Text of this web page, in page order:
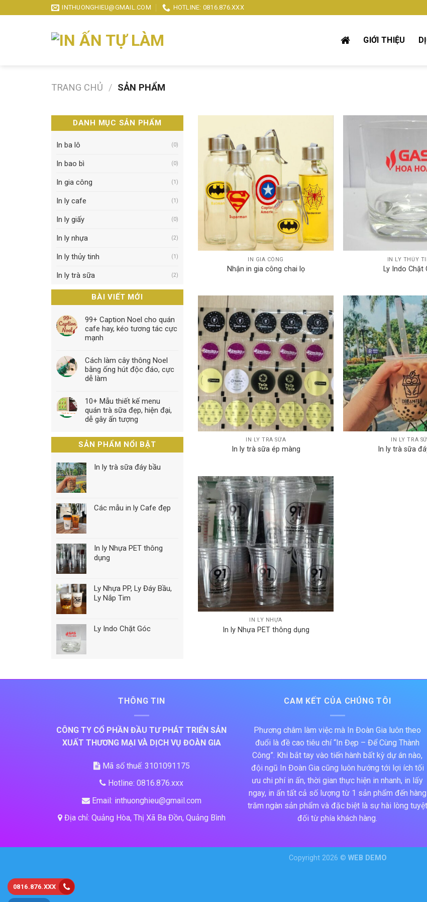
to
INTHUONGHIEU@GMAIL.COM HOTLINE: 0816.876.XXX
GIỚI THIỆU
TRANG CHỦ / SẢN PHẨM
DANH MỤC SẢN PHẨM
In ba lô (0)
In bao bì (0)
In gia công (1)
In ly cafe (1)
In ly giấy (0)
In ly nhựa (2)
In ly thủy tinh (1)
In ly trà sữa (2)
BÀI VIẾT MỚI
99+ Caption Noel cho quán
cafe hay, kéo tương tác cực
mạnh
Cách làm cây thông Noel
bằng ống hút độc đáo, cực
dễ làm
10+ Mẫu thiết kế menu
quán trà sữa đẹp, hiện đại,
dễ gây ấn tượng
SẢN PHẨM NỔI BẬT
In ly trà sữa đáy bầu
Các mẫu in ly Cafe đẹp
In ly Nhựa PET thông
dụng
Ly Nhựa PP, Ly Đáy Bầu,
Ly Nắp Tim
Ly Indo Chặt Góc
IN GIA CÔNG
Nhận in gia công chai lọ
IN LY THỦY
Ly Indo Chặt
IN LY TRÀ SỮA
In ly trà sữa ép màng
IN LY TRÀ
In ly trà sữa
IN LY NHỰA
In ly Nhựa PET thông dụng
THÔNG TIN
CÔNG TY CỔ PHẦN ĐẦU TƯ PHÁT TRIỂN SẢN
XUẤT THƯƠNG MẠI VÀ DỊCH VỤ ĐOÀN GIA
Mã số thuế: 3101091175
Hotline: 0816.876.xxx
Email: inthuonghieu@gmail.com
Địa chỉ: Quảng Hòa, Thị Xã Ba Đồn, Quảng Bình
CAM KẾT CỦA CHÚNG TÔI
Phương châm làm việc mà In Đoàn Gia luôn theo
đuổi là đề cao tiêu chí “In Đẹp – Để Cùng Thành
Công”. Khi bắt tay vào tiến hành bất kỳ dự án nào,
đội ngũ In Đoàn Gia cũng luôn hướng tới lợi ích tối
ưu chi phí in ấn, thời gian thực hiện in nhanh, in lấy
ngay, in ấn tất cả số lượng từ 1 sản phẩm đến hàng
trăm ngàn sản phẩm và đặc biệt là sự hài lòng tuyệt
đối từ phía khách hàng.
Copyright 2026 © WEB DEMO
0816.876.XXX